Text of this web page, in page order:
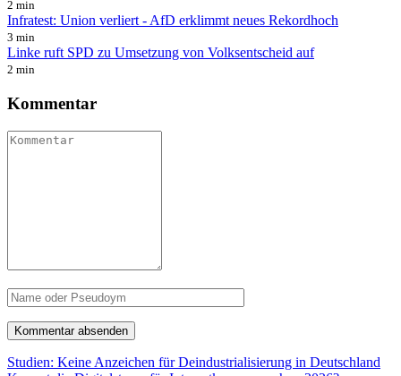
2 min
Infratest: Union verliert - AfD erklimmt neues Rekordhoch
3 min
Linke ruft SPD zu Umsetzung von Volksentscheid auf
2 min
Kommentar
Studien: Keine Anzeichen für Deindustrialisierung in Deutschland